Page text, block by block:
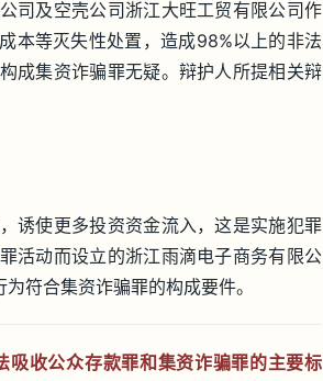
司及空壳公司浙江大旺工贸有限公司作
本等灭失性处置，造成98%以上的非法
成集资诈骗罪无疑。辩护人所提相关辩
诱使更多投资资金流入，这是实施犯罪
活动而设立的浙江雨滴电子商务有限公
符合集资诈骗罪的构成要件。
收公众存款罪和集资诈骗罪的主要标